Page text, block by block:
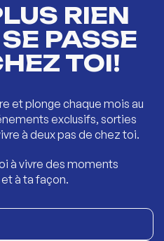
RIEN
PASSE
TOI!
et plonge chaque mois au
exclusifs, sorties
à deux pas de chez toi.
à vivre des moments
à ta façon.